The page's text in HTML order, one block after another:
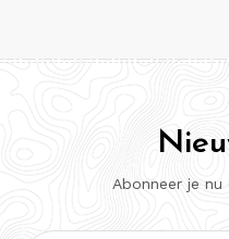
Abonneer je